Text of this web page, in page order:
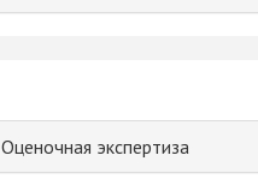
Оценочная экспертиза